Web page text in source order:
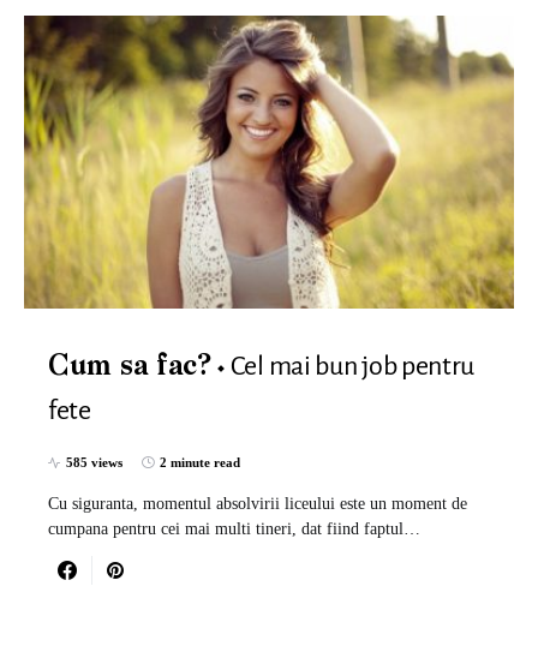
Cum sa fac?
Cel mai bun job pentru
fete
585 views 2 minute read
Cu siguranta, momentul absolvirii liceului este un moment de
cumpana pentru cei mai multi tineri, dat fiind faptul…